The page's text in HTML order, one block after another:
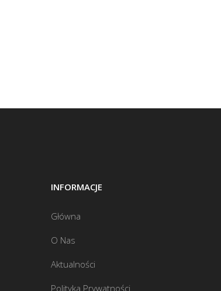
INFORMACJE
Główna
O Nas
Aktualności
Polityka Prywatności